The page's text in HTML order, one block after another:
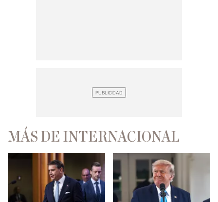
MÁS DE INTERNACIONAL